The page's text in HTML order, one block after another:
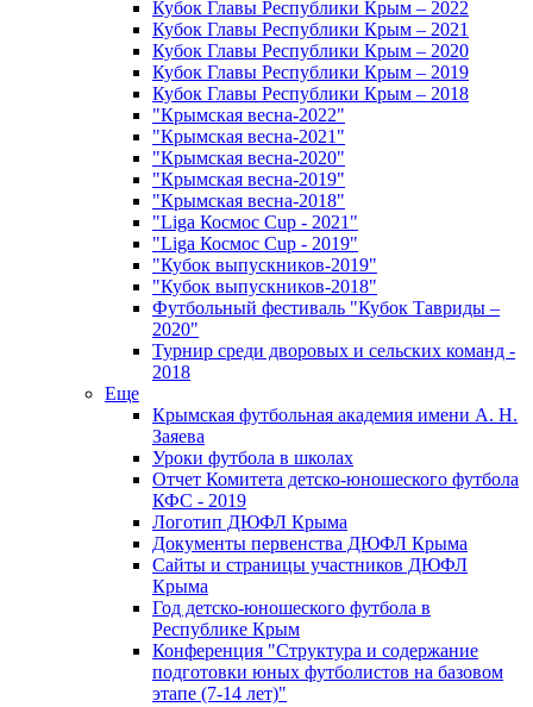
Кубок Главы Республики Крым – 2022
Кубок Главы Республики Крым – 2021
Кубок Главы Республики Крым – 2020
Кубок Главы Республики Крым – 2019
Кубок Главы Республики Крым – 2018
"Крымская весна-2022"
"Крымская весна-2021"
"Крымская весна-2020"
"Крымская весна-2019"
"Крымская весна-2018"
"Liga Космос Cup - 2021"
"Liga Космос Cup - 2019"
"Кубок выпускников-2019"
"Кубок выпускников-2018"
Футбольный фестиваль "Кубок Тавриды –
2020"
Турнир среди дворовых и сельских команд -
2018
Еще
Крымская футбольная академия имени А. Н.
Заяева
Уроки футбола в школах
Отчет Комитета детско-юношеского футбола
КФС - 2019
Логотип ДЮФЛ Крыма
Документы первенства ДЮФЛ Крыма
Сайты и страницы участников ДЮФЛ
Крыма
Год детско-юношеского футбола в
Республике Крым
Конференция "Структура и содержание
подготовки юных футболистов на базовом
этапе (7-14 лет)"